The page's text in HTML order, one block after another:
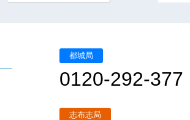
都城局
0120-292-377
志布志局